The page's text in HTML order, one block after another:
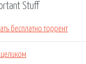
Stuff
бесплатно торрент
целиком